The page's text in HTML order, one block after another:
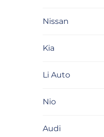
Nissan
Kia
Li Auto
Nio
Audi